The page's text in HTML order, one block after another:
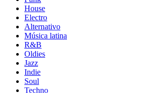
House
Electro
Alternativo
Música latina
R&B
Oldies
Jazz
Indie
Soul
Techno